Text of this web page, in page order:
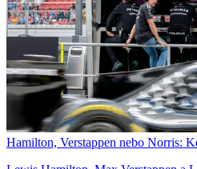
Hamilton, Verstappen nebo Norris: